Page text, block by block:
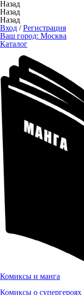
Назад
Назад
Назад
Вход /Регистрация
Ваш город: Москва
Каталог
Комиксы и манга
Комиксы о супергероях